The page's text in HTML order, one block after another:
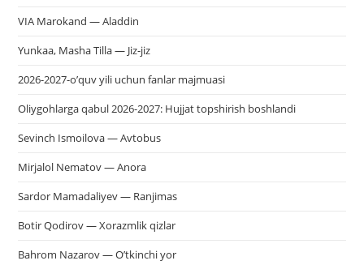
VIA Marokand — Aladdin
Yunkaa, Masha Tilla — Jiz-jiz
2026-2027-o’quv yili uchun fanlar majmuasi
Oliygohlarga qabul 2026-2027: Hujjat topshirish boshlandi
Sevinch Ismoilova — Avtobus
Mirjalol Nematov — Anora
Sardor Mamadaliyev — Ranjimas
Botir Qodirov — Xorazmlik qizlar
Bahrom Nazarov — O’tkinchi yor